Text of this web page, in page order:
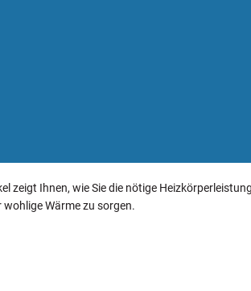
zeigt Ihnen, wie Sie die nötige
Wärme zu sorgen.